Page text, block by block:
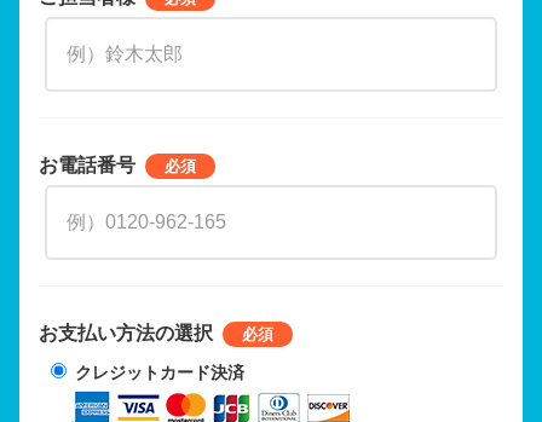
お電話番号
お支払い方法の選択
クレジットカード決済